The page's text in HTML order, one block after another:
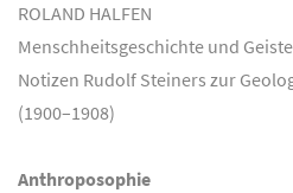
ROLAND HALFEN
Menschheitsgeschichte und
Notizen Rudolf Steiners zur
(1900–1908)
Anthroposophie